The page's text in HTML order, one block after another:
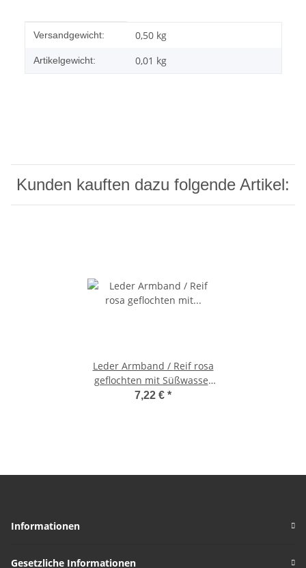
Produkteigenschaft
Wert
Versandgewicht: 0,50 kg
Artikelgewicht: 0,01 kg
Kunden kauften dazu folgende Artikel:
Leder Armband / Reif rosa
geflochten mit Süßwasser
Perle creme weiß ein echter
7,22 € *
Informationen
Gesetzliche Informationen